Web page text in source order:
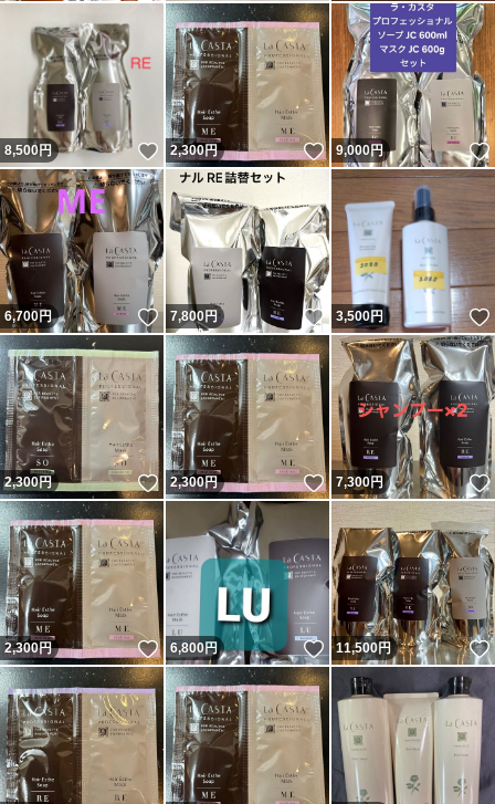
8,500円 いいね！
2,300円 いいね！
9,000円
6,700円 いいね！
7,800円 いいね！
3,500円
2,300円 いいね！
2,300円 いいね！
7,300円
2,300円 いいね！
6,800円 いいね！
11,500円